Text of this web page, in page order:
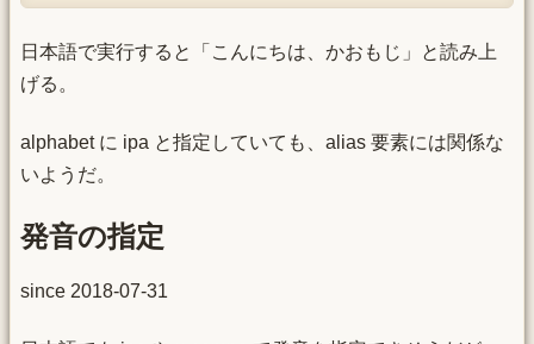
日本語で実行すると「こんにちは、かおもじ」と読み上
げる。
alphabet に ipa と指定していても、alias 要素には関係な
いようだ。
発音の指定
since 2018-07-31